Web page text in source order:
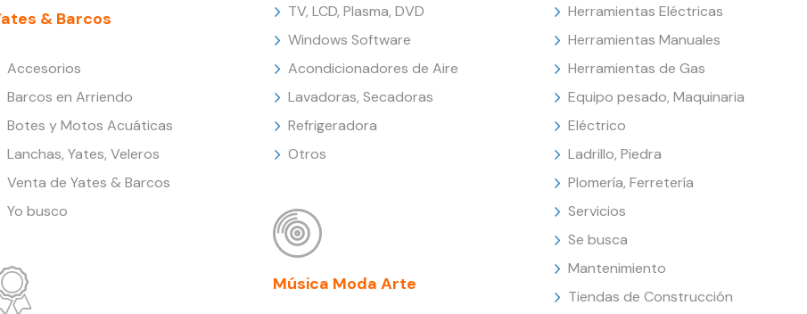
& Barcos
Accesorios
Barcos en Arriendo
Botes y Motos Acuáticas
Lanchas, Yates, Veleros
Venta de Yates & Barcos
Yo busco
TV, LCD, Plasma, DVD
Windows Software
Acondicionadores de Aire
Lavadoras, Secadoras
Refrigeradora
Otros
Música Moda Arte
Herramientas Eléctricas
Herramientas Manuales
Herramientas de Gas
Equipo pesado, Maquinaria
Eléctrico
Ladrillo, Piedra
Plomería, Ferretería
Servicios
Se busca
Mantenimiento
Tiendas de Construcción